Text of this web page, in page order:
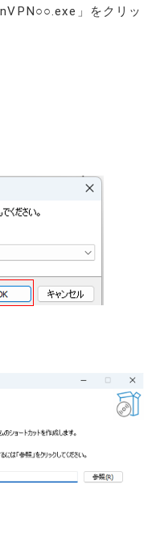
」をクリッ